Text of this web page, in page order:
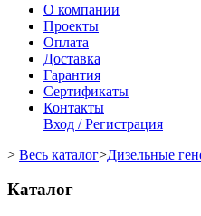
О компании
Проекты
Оплата
Доставка
Гарантия
Сертификаты
Контакты
Вход / Регистрация
> Весь каталог>Дизельные
Каталог